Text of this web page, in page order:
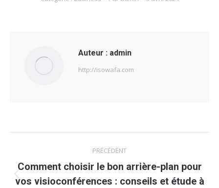
Auteur : admin
http://isowafa.com
article
PRÉCÉDENT
Article
Comment choisir le bon arrière-plan pour
vos visioconférences : conseils et étude à